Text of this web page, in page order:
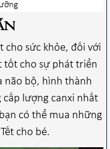
cho sức khỏe, đối với
tốt cho sự phát triển
não bộ, hình thành
lượng canxi nhất
có thể mua những
cho bé.